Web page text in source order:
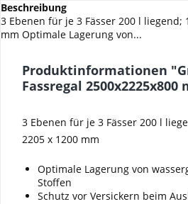
Beschreibung
3 Ebenen für je 3 Fässer 200 l liegend;
mm Optimale Lagerung von...
Produktinformationen
Fassregal 2500x2225x800
3 Ebenen für je 3 Fässer 200 l
2205 x 1200 mm
Optimale Lagerung von
Stoffen
Schutz vor Versickern beim